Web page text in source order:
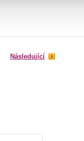
Následující